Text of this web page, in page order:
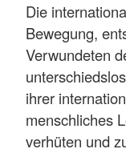
Die
Bewegung,
Verwundeten
ihrer
menschliches
verhüten und